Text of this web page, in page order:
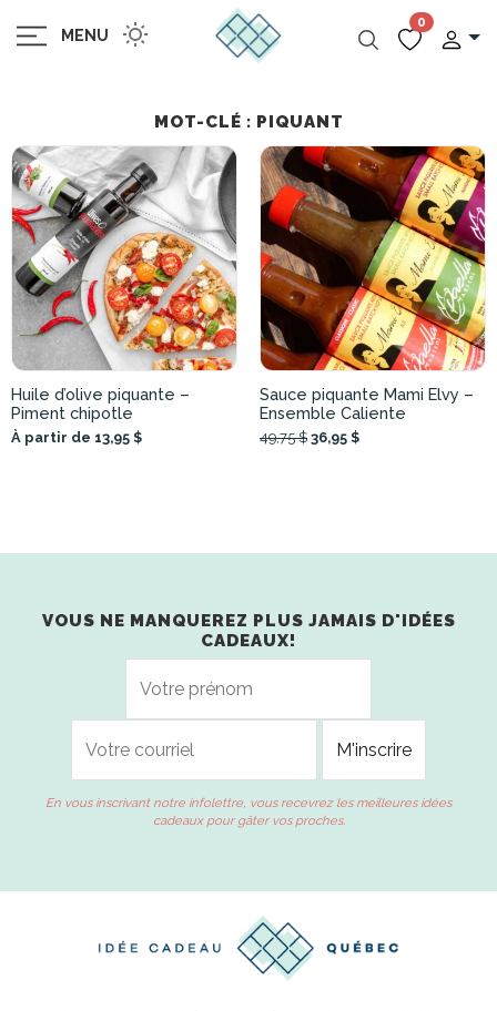
MENU
0
MOT-CLÉ : PIQUANT
Huile d’olive piquante –
Piment chipotle
À partir de 13,95 $
Sauce piquante Mami Elvy –
Ensemble Caliente
49,75 $ 36,95 $
VOUS NE MANQUEREZ PLUS JAMAIS D'IDÉES
CADEAUX!
En vous inscrivant notre infolettre, vous recevrez les meilleures idées
cadeaux pour gâter vos proches.